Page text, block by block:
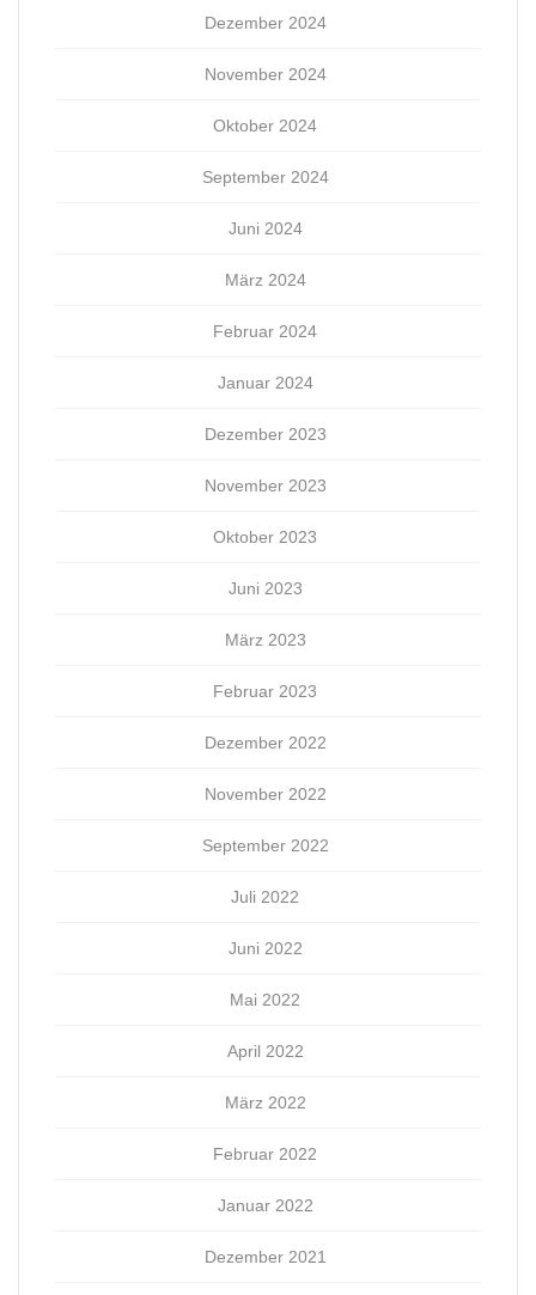
Dezember 2024
November 2024
Oktober 2024
September 2024
Juni 2024
März 2024
Februar 2024
Januar 2024
Dezember 2023
November 2023
Oktober 2023
Juni 2023
März 2023
Februar 2023
Dezember 2022
November 2022
September 2022
Juli 2022
Juni 2022
Mai 2022
April 2022
März 2022
Februar 2022
Januar 2022
Dezember 2021